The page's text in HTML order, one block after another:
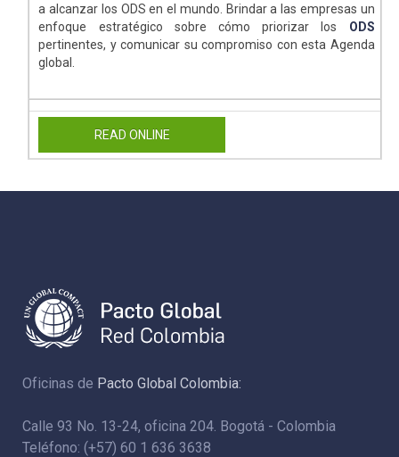
a alcanzar los ODS en el mundo. Brindar a las empresas un
enfoque estratégico sobre cómo priorizar los ODS
pertinentes, y comunicar su compromiso con esta Agenda
global.
READ ONLINE
Oficinas de Pacto Global Colombia:
Calle 93 No. 13-24, oficina 204. Bogotá - Colombia
Teléfono: (+57) 60 1 636 3638